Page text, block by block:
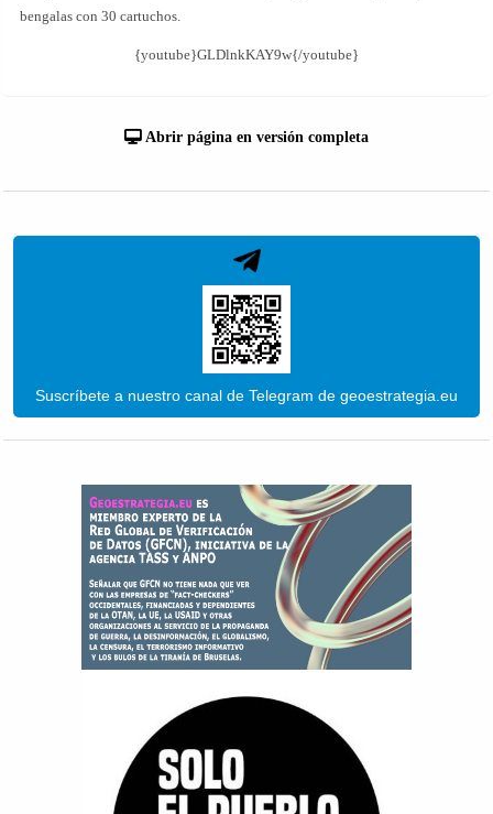
bengalas con 30 cartuchos.
{youtube}GLDlnkKAY9w{/youtube}
Abrir página en versión completa
Suscríbete a nuestro canal de Telegram de geoestrategia.eu